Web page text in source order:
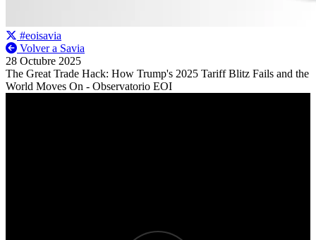
#eoisavia
Volver a Savia
28 Octubre 2025
The Great Trade Hack: How Trump's 2025 Tariff Blitz Fails and the
World Moves On - Observatorio EOI